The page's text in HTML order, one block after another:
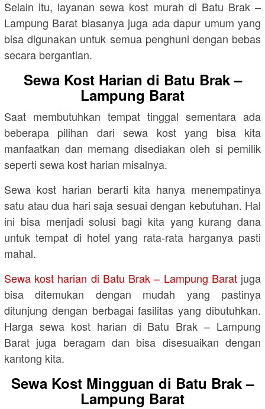
Selain itu, layanan sewa kost murah di Batu Brak –
Lampung Barat biasanya juga ada dapur umum yang
bisa digunakan untuk semua penghuni dengan bebas
secara bergantian.
Sewa Kost Harian di Batu Brak –
Lampung Barat
Saat membutuhkan tempat tinggal sementara ada
beberapa pilihan dari sewa kost yang bisa kita
manfaatkan dan memang disediakan oleh si pemilik
seperti sewa kost harian misalnya.
Sewa kost harian berarti kita hanya menempatinya
satu atau dua hari saja sesuai dengan kebutuhan. Hal
ini bisa menjadi solusi bagi kita yang kurang dana
untuk tempat di hotel yang rata-rata harganya pasti
mahal.
Sewa kost harian di Batu Brak – Lampung Baratjuga
bisa ditemukan dengan mudah yang pastinya
ditunjung dengan berbagai fasilitas yang dibutuhkan.
Harga sewa kost harian di Batu Brak – Lampung
Barat juga beragam dan bisa disesuaikan dengan
kantong kita.
Sewa Kost Mingguan di Batu Brak –
Lampung Barat